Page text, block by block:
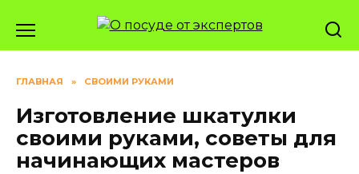
содержанию
ГЛАВНАЯ » СВОИМИ РУКАМИ
Изготовление шкатулки
своими руками, советы для
начинающих мастеров